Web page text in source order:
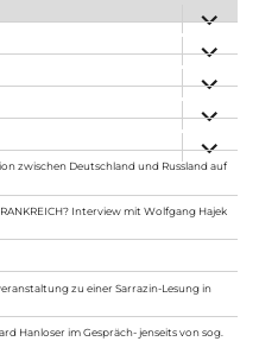
anzeigen
anzeigen
anzeigen
anzeigen
anzeigen
zwischen Deutschland und Russland auf
Interview mit Wolfgang Hajek
zu einer Sarrazin-Lesung in
Hanloser im Gespräch- jenseits von sog.